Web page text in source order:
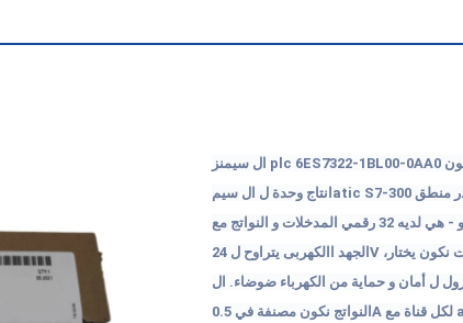
ال سيمنز plc 6ES7322-1 BL00-0AA0
انتاج وحدة ل ال سيم atic S7-300 منطق
- هي لديه 32 رقمي المدخلات و النواتج مع
الجهد االكهربى يتراوح ل 24 V نكون يختار،
ل أمان و حماية من الكهرباء ضوضاء. ال
النواتج نكون مصنفة في 0.5 A لكل قناة مع a